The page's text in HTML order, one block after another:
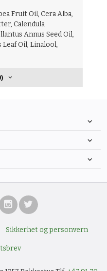
Fruit Oil, Cera Alba,
Calendula
Annus Seed Oil,
Oil, Linalool,
Sikkerhet og personvern